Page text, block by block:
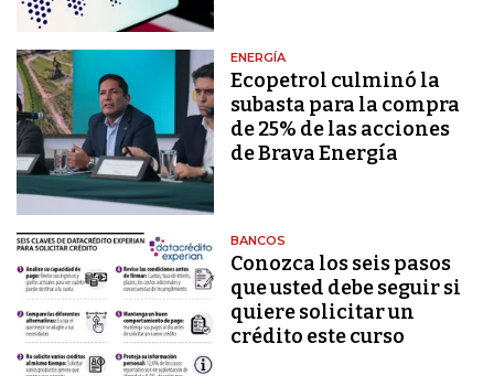
ENERGÍA
Ecopetrol culminó la
subasta para la compra
de 25% de las acciones
de Brava Energía
BANCOS
Conozca los seis pasos
que usted debe seguir si
quiere solicitar un
crédito este curso